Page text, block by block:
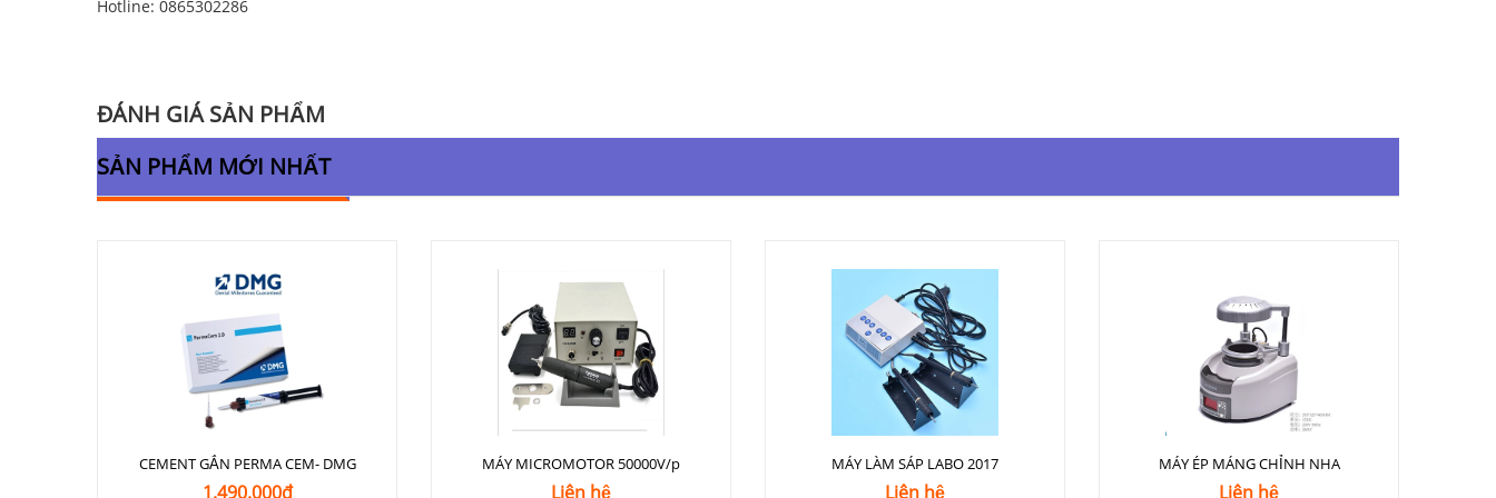
Hotline: 0865302286
ĐÁNH GIÁ SẢN PHẨM
SẢN PHẨM MỚI NHẤT
CEMENT GẮN PERMA CEM- DMG
1.490.000₫
MÁY MICROMOTOR 50000V/p
Liên hệ
MÁY LÀM SÁP LABO 2017
Liên hệ
MÁY ÉP MÁNG CHỈNH NHA
Liên hệ